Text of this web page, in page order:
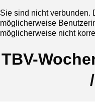
Sie sind nicht verbunden.
möglicherweise
möglicherweise nicht
TBV-